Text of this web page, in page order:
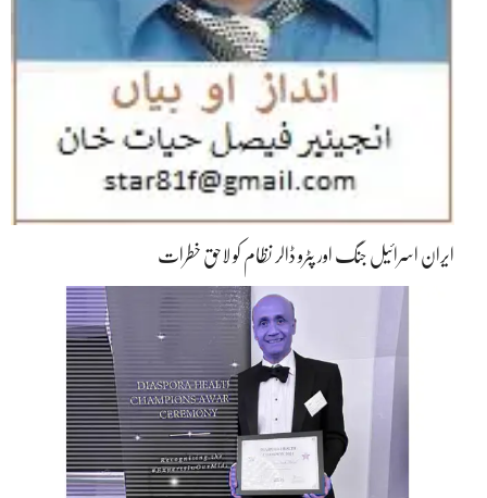
ایران اسرائیل جنگ اور پٹرو ڈالر نظام کو لاحق خطرات